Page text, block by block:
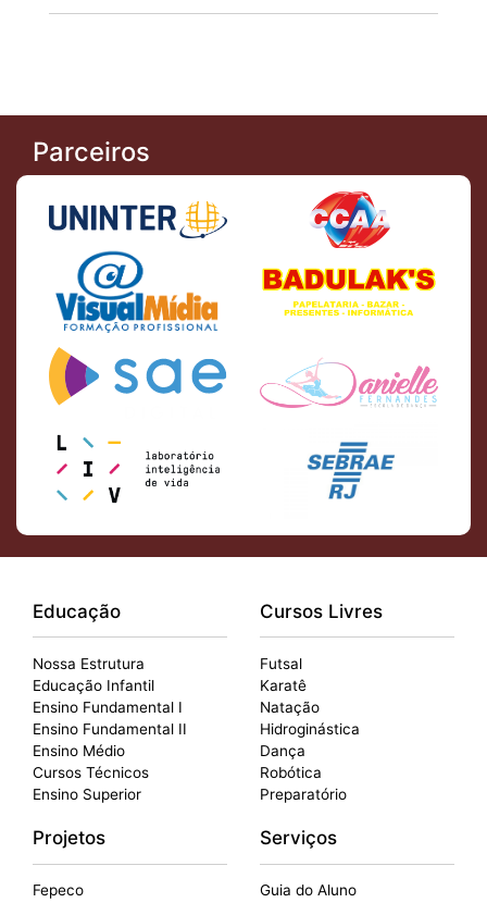
Parceiros
Educação
Nossa Estrutura
Educação Infantil
Ensino Fundamental I
Ensino Fundamental II
Ensino Médio
Cursos Técnicos
Ensino Superior
Cursos Livres
Futsal
Karatê
Natação
Hidroginástica
Dança
Robótica
Preparatório
Projetos
Fepeco
Serviços
Guia do Aluno